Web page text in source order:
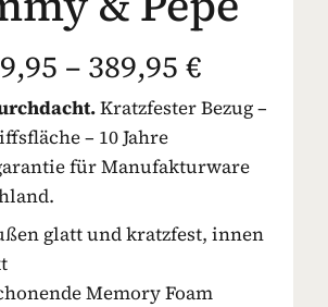
– 389,95 €
Kratzfester Bezug –
– 10 Jahre
für Manufakturware
glatt und kratzfest, innen
Memory Foam